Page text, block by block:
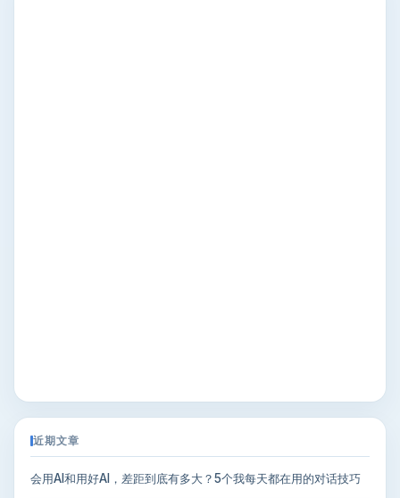
近期文章
会用AI和用好AI，差距到底有多大？5个我每天都在用的对话技巧